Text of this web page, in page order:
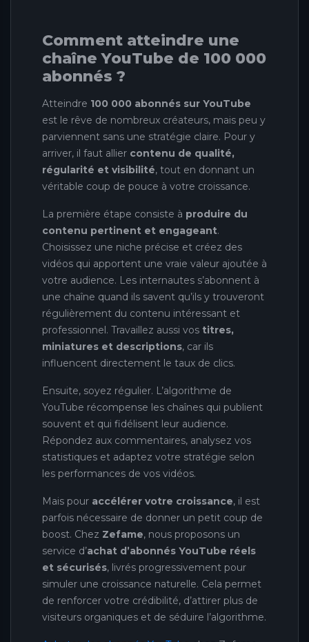
Comment atteindre une
chaîne YouTube de 100 000
abonnés ?
Atteindre 100 000 abonnés sur YouTube
est le rêve de nombreux créateurs, mais peu y
parviennent sans une stratégie claire. Pour y
arriver, il faut allier contenu de qualité,
régularité et visibilité, tout en donnant un
véritable coup de pouce à votre croissance.
La première étape consiste à produire du
contenu pertinent et engageant.
Choisissez une niche précise et créez des
vidéos qui apportent une vraie valeur ajoutée à
votre audience. Les internautes s’abonnent à
une chaîne quand ils savent qu’ils y trouveront
régulièrement du contenu intéressant et
professionnel. Travaillez aussi vos titres,
miniatures et descriptions, car ils
influencent directement le taux de clics.
Ensuite, soyez régulier. L’algorithme de
YouTube récompense les chaînes qui publient
souvent et qui fidélisent leur audience.
Répondez aux commentaires, analysez vos
statistiques et adaptez votre stratégie selon
les performances de vos vidéos.
Mais pour accélérer votre croissance, il est
parfois nécessaire de donner un petit coup de
boost. Chez Zefame, nous proposons un
service d’achat d’abonnés YouTube réels
et sécurisés, livrés progressivement pour
simuler une croissance naturelle. Cela permet
de renforcer votre crédibilité, d’attirer plus de
visiteurs organiques et de séduire l’algorithme.